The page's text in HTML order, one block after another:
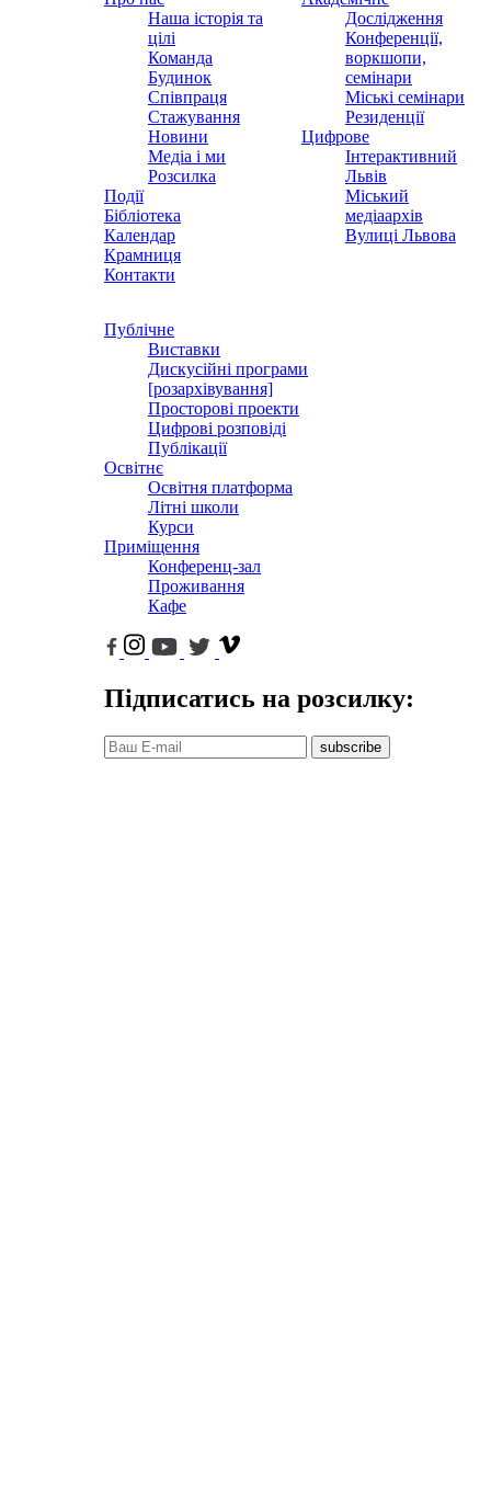
Наша історія та
цілі
Команда
Будинок
Співпраця
Стажування
Новини
Медіа і ми
Розсилка
Події
Бібліотека
Календар
Крамниця
Контакти
Дослідження
Конференції,
воркшопи,
семінари
Міські семінари
Резиденції
Цифрове
Інтерактивний
Львів
Міський
медіаархів
Вулиці Львова
Публічне
Виставки
Дискусійні програми
[розархівування]
Просторові проекти
Цифрові розповіді
Публікації
Освітнє
Освітня платформа
Літні школи
Курси
Приміщення
Конференц-зал
Проживання
Кафе
Підписатись на розсилку:
subscribe